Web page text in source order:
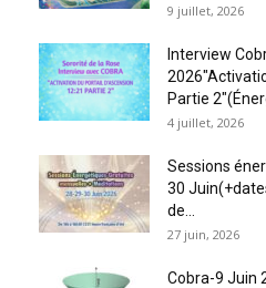
9 juillet, 2026
Interview
Partie
4 juillet, 2026
Sessions
30
de...
27 juin, 2026
Cobra-9 Juin